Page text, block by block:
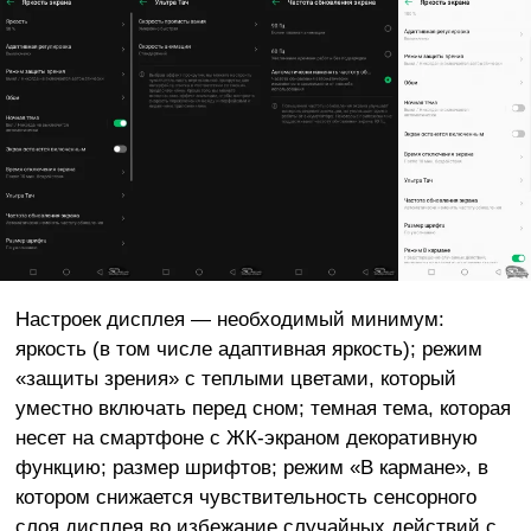
Настроек дисплея — необходимый минимум:
яркость (в том числе адаптивная яркость); режим
«защиты зрения» с теплыми цветами, который
уместно включать перед сном; темная тема, которая
несет на смартфоне с ЖК-экраном декоративную
функцию; размер шрифтов; режим «В кармане», в
котором снижается чувствительность сенсорного